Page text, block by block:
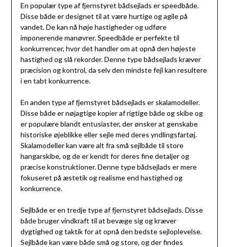
En populær type af fjernstyret bådsejlads er speedbåde.
Disse både er designet til at være hurtige og agile på
vandet. De kan nå høje hastigheder og udføre
imponerende manøvrer. Speedbåde er perfekte til
konkurrencer, hvor det handler om at opnå den højeste
hastighed og slå rekorder. Denne type bådsejlads kræver
præcision og kontrol, da selv den mindste fejl kan resultere
i en tabt konkurrence.
En anden type af fjernstyret bådsejlads er skalamodeller.
Disse både er nøjagtige kopier af rigtige både og skibe og
er populære blandt entusiaster, der ønsker at genskabe
historiske øjeblikke eller sejle med deres yndlingsfartøj.
Skalamodeller kan være alt fra små sejlbåde til store
hangarskibe, og de er kendt for deres fine detaljer og
præcise konstruktioner. Denne type bådsejlads er mere
fokuseret på æstetik og realisme end hastighed og
konkurrence.
Sejlbåde er en tredje type af fjernstyret bådsejlads. Disse
både bruger vindkraft til at bevæge sig og kræver
dygtighed og taktik for at opnå den bedste sejloplevelse.
Sejlbåde kan være både små og store, og der findes